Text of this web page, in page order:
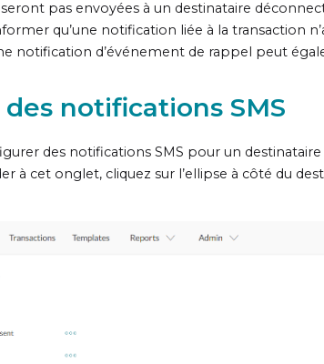
pas envoyées à un destinataire
qu’une notification liée à la transaction
notification d’événement de rappel peut
notifications SMS
des notifications SMS pour un
à cet onglet, cliquez sur l’ellipse à côté du